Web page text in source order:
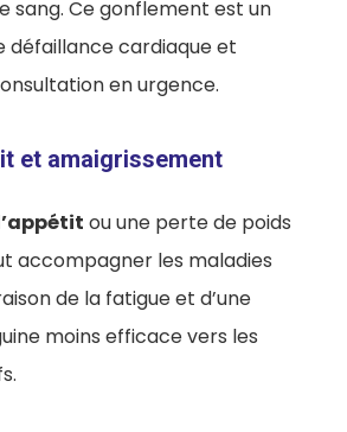
sang. Ce gonflement est un
défaillance cardiaque et
en urgence.
et amaigrissement
ou une perte de poids
accompagner les maladies
de la fatigue et d’une
moins efficace vers les